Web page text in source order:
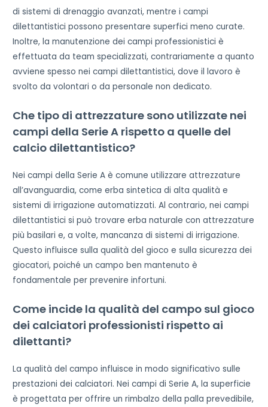
di sistemi di drenaggio avanzati, mentre i campi
dilettantistici possono presentare superfici meno curate.
Inoltre, la manutenzione dei campi professionistici è
effettuata da team specializzati, contrariamente a quanto
avviene spesso nei campi dilettantistici, dove il lavoro è
svolto da volontari o da personale non dedicato.
Che tipo di attrezzature sono utilizzate nei
campi della Serie A rispetto a quelle del
calcio dilettantistico?
Nei campi della Serie A è comune utilizzare attrezzature
all’avanguardia, come erba sintetica di alta qualità e
sistemi di irrigazione automatizzati. Al contrario, nei campi
dilettantistici si può trovare erba naturale con attrezzature
più basilari e, a volte, mancanza di sistemi di irrigazione.
Questo influisce sulla qualità del gioco e sulla sicurezza dei
giocatori, poiché un campo ben mantenuto è
fondamentale per prevenire infortuni.
Come incide la qualità del campo sul gioco
dei calciatori professionisti rispetto ai
dilettanti?
La qualità del campo influisce in modo significativo sulle
prestazioni dei calciatori. Nei campi di Serie A, la superficie
è progettata per offrire un rimbalzo della palla prevedibile,